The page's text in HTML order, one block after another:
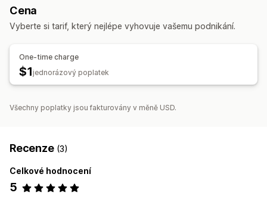
Cena
Vyberte si tarif, který nejlépe vyhovuje vašemu podnikání.
One-time charge
$1 jednorázový poplatek
Všechny poplatky jsou fakturovány v měně USD.
Recenze (3)
Celkové hodnocení
5